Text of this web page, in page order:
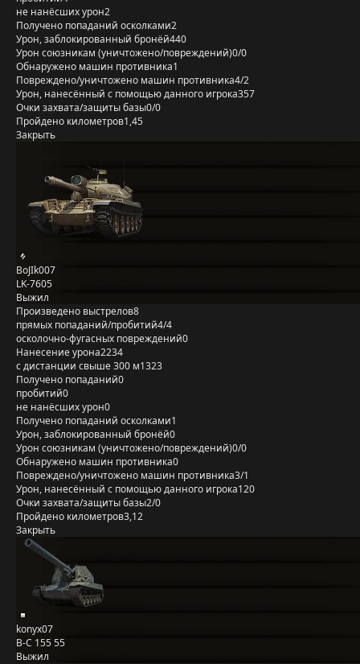
не нанёсших урон2
Получено попаданий осколками2
Урон, заблокированный бронёй440
Урон союзникам (уничтожено/повреждений)0/0
Обнаружено машин противника1
Повреждено/уничтожено машин противника4/2
Урон, нанесённый с помощью данного игрока357
Очки захвата/защиты базы0/0
Пройдено километров1,45
Закрыть
BoJIk007
LK-7605
Выжил
Произведено выстрелов8
прямых попаданий/пробитий4/4
осколочно-фугасных повреждений0
Нанесение урона2234
с дистанции свыше 300 м1323
Получено попаданий0
пробитий0
не нанёсших урон0
Получено попаданий осколками1
Урон, заблокированный бронёй0
Урон союзникам (уничтожено/повреждений)0/0
Обнаружено машин противника0
Повреждено/уничтожено машин противника3/1
Урон, нанесённый с помощью данного игрока120
Очки захвата/защиты базы2/0
Пройдено километров3,12
Закрыть
konyx07
B-C 155 55
Выжил